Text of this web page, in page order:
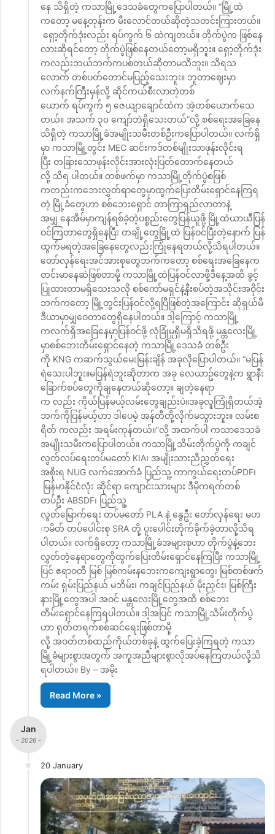
နေ သိရှိတဲ့ ကသာမြို့ဒေသခံတွေကပြောပါတယ်။ “မြို့ထဲ
ကတော့ မနေ့တုန်းက မီးလောင်တယ်ဆိုတဲ့သတင်းကြားတယ်။
ရှော့တိုက်ဒုံးလည်း ရပ်ကွက် ၆ ထဲကျတယ်။ တိုက်ပွဲက ဖြစ်နေ
လားဆိုရင်တော့ တိုက်ပွဲဖြစ်နေတယ်တော့မရှိဘူး။ ရှော့တိုက်ဒုံး
ကလည်းဘယ်ဘက်ကပစ်တယ်ဆိုတာမသိဘူး။ သိရသ
လောက် တစ်ပတ်တောင်မပြည့်သေးဘူး။ ဘူတာဈေးမှာ
လက်နက်ကြီးမှန်လို့ ဆိုင်ကယ်စီးလာတဲ့တစ်
ယောက် ရပ်ကွက် ၅ ဇေယျာချောင်ထဲက အဲ့တစ်ယောက်သေ
တယ်။ အသက် ၃၀ ကျော်ဘဲရှိသေးတယ်”လို့ စစ်ရေးအခြေနေ
သိရှိတဲ့ ကသာမြို့ခံအမျိုးသမီးတစ်ဦးကပြောပါတယ်။ လက်ရှိ
မှာ ကသာမြို့တွင်း MEC ဆင်းကဒ်တစ်မျိုးသာဖုန်းလိုင်းရ
ပြီး တခြားသောဖုန်းလိုင်းအားလုံးပြတ်တောက်နေတယ်
လို့ သိရ ပါတယ်။ တစ်ဖက်မှာ ကသာမြို့တိုက်ပွဲစဖြစ်
ကတည်းကဘေးလွှတ်ရာတွေမှာထွက်ပြေးတိမ်းရှောင်နေကြရ
တဲ့ မြို့ခံတွေဟာ စစ်ဘေးရှောင် တာကြာရှည်လာတာနဲ့
အမျှ နေအိမ်မှာကျန်ရစ်ခဲ့တဲ့ပစ္စည်းတွေပြန်ယူဖို့ မြို့ထဲယာယီပြန်
ဝင်ကြတာတွေရှိနေပြီး တချို့တွေမြို့ထဲ ပြန်ဝင်ပြီးတဲ့နောက် ပြန်
ထွက်မရတဲ့အခြေနေတွေလည်းကြုံနေရတယ်လို့သိရပါတယ်။
တော်လှန်ရေးအင်အားစုတွေဘက်ကတော့ စစ်ရေးအခြေနေက
တင်းမာနေဆဲဖြစ်တာမို့ ကသာမြို့ထဲပြန်ဝင်လာဖို့ဒီနေ့အထိ ခွင့်
ပြုထားတာမရှိသေးသလို စစ်ကော်မရှင်နဲ့နီးစပ်တဲ့အသိုင်းအဝိုင်း
ဘက်ကတော့ မြို့တွင်းပြန်ဝင်လို့ရပြီဖြစ်တဲ့အကြောင်း ဆိုရှယ်မီ
ဒီယာမှာမျှဝေတာတွေရှိနေပါတယ်။ ဒါ့ကြောင့် ကသာမြို့
ကလက်ရှိအခြေနေမှာပြန်ဝင်ဖို့ လုံခြုံမှုရှိမရှိသိရဖို့ မန္တလေးမြို့
မှာစစ်ဘေးတိမ်းရှောင်နေတဲ့ ကသာမြို့ဒေသခံ တစ်ဦး
ကို KNG ကဆက်သွယ်မေးမြန်းချိန် အခုလိုပြောပါတယ်။ “မပြန်
ရဲသေးပါဘူး။မပြန်ရဲဘူးဆိုတာက အခု လေယာဥ်တွေနဲ့က ရွာနီး
ခြောက်စပ်တွေကိုချနေတယ်ဆိုတော့။ ချတဲ့နေရာ
က လည်း ကိုယ်ပြန်မယ့်လမ်းတွေချည်းပဲ။အခုလူကြုံရှိတယ်အဲ့
ဘက်ကိုပြန်မယ့်ဟာ ဒါပေမဲ့ အန်တီတို့လိုက်မသွားဘူး။ လမ်းစ
ရိတ် ကလည်း အရမ်းကုန်တယ်။”လို့ အထက်ပါ ကသာဒေသခံ
အမျိုးသမီးကပြောပါတယ်။ ကသာမြို့သိမ်းတိုက်ပွဲကို ကချင်
လွတ်လပ်ရေးတပ်မတော် KIA၊ အမျိုးသားညီညွှတ်ရေး
အစိုးရ NUG လက်အောက်ခံ ပြည်သူ့ ကာကွယ်ရေးတပ်PDF၊
မြန်မာနိုင်ငံလုံး ဆိုင်ရာ ကျောင်းသားများ ဒီမိုကရက်တစ်
တပ်ဦး ABSDF၊ ပြည်သူ့
လွတ်မြောက်ရေး တပ်မတော် PLA နဲ့ နွေဦး တော်လှန်ရေး မဟ
ာမိတ် တပ်ပေါင်းစု SRA တို့ ပူးပေါင်းတိုက်ခိုက်ခဲ့တာလို့သိရ
ပါတယ်။ လက်ရှိတော့ ကသာမြို့ခံအများစုဟာ တိုက်ပွဲနဲ့ဘေး
လွှတ်တဲ့နေရာတွေကိုထွက်ပြေးတိမ်းရှောင်နေကြပြီး ကသာမြို့
ပြင် ဧရာဝတီ မြစ် မြစ်ကမ်းနဘေးကကျေးရွာတွေ၊ မြစ်တစ်ဖက်
ကမ်း ရှမ်းပြည်နယ် မဘိမ်း၊ ကချင်ပြည်နယ် မိုးညှင်း၊ မြစ်ကြီး
နားမြို့တွေအပါ အဝင် မန္တလေးမြို့တွေအထိ စစ်ဘေး
တိမ်းရှောင်နေကြရပါတယ်။ ဒါ့အပြင် ကသာမြို့သိမ်းတိုက်ပွဲ
ဟာ ရုတ်တရက်စစ်ဆင်ရေးဖြစ်တာမို့
လို့ အဝတ်တစ်ထည်ကိုယ်တစ်ခုနဲ့ ထွက်ပြေးခဲ့ကြရတဲ့ ကသာ
မြို့ခံများစွာအတွက် အကူအညီများစွာလိုအပ်နေကြတယ်လို့သိ
ရပါတယ်။ By – အမိုး
Read More »
Jan
- 2026 -
20 January